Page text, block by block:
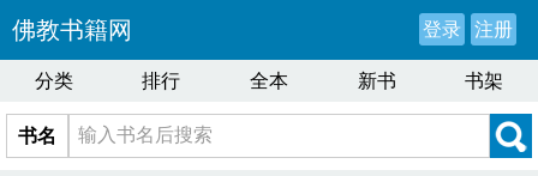
佛教书籍网 登录 注册
分类 排行 全本 新书 书架
书名